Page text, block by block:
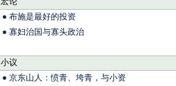
布施是最好的投资
寡妇治国与寡头政治
小议
京东山人：愤青、垮青，与小资